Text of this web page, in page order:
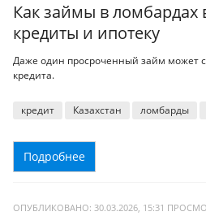
Как займы в ломбардах
кредиты и ипотеку
Даже один просроченный займ может
кредита.
кредит Казахстан ломбарды
Подробнее
ОПУБЛИКОВАНО: 30.03.2026, 15:31